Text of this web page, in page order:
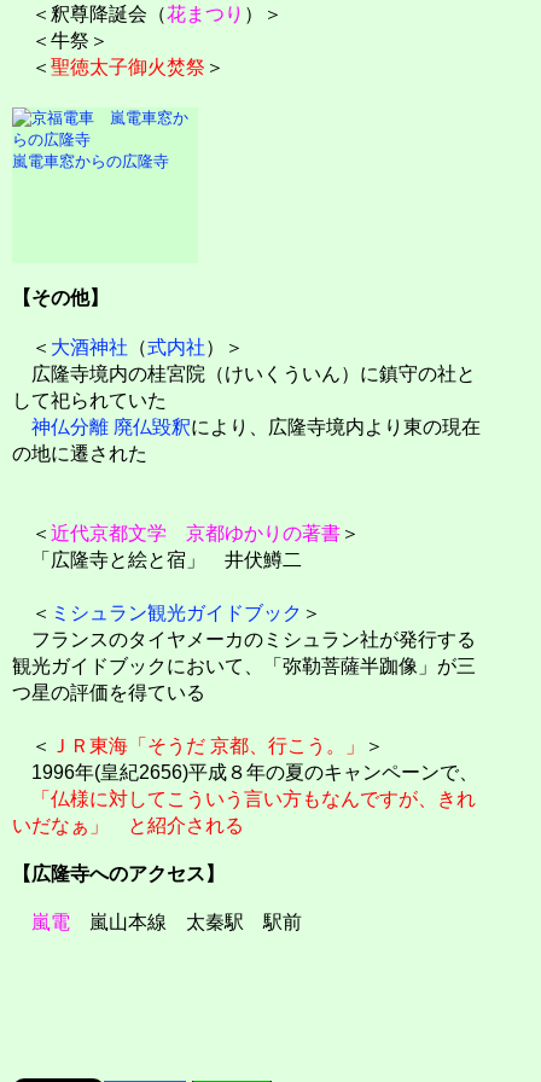
＜釈尊降誕会（花まつり ）＞
＜牛祭＞
＜ 聖徳太子御火焚祭 ＞
嵐電車窓からの広隆寺
【その他】
＜ 大酒神社 （式内社）＞
広隆寺境内の桂宮院（けいくういん）に鎮守の社と
して祀られていた
神仏分離 廃仏毀釈により、広隆寺境内より東の現在
の地に遷された
＜ 近代京都文学 京都ゆかりの著書 ＞
「広隆寺と絵と宿」 井伏鱒二
＜ ミシュラン観光ガイドブック ＞
フランスのタイヤメーカのミシュラン社が発行する
観光ガイドブックにおいて、「弥勒菩薩半跏像」が三
つ星の評価を得ている
＜ ＪＲ東海「そうだ 京都、行こう。」
＞
1996年(皇紀2656)平成８年の夏のキャンペーンで、
「仏様に対してこういう言い方もなんですが、きれ
いだなぁ」 と紹介される
【広隆寺へのアクセス】
嵐電 嵐山本線 太秦駅 駅前